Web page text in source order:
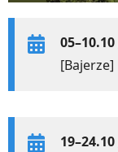
05–10.10
[Bajerze]
19–24.10